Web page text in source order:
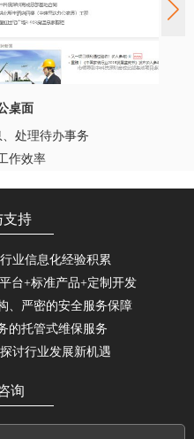
桌面
处理待办事务
作效率
支持
业信息化经验积累
台+标准产品+定制开发
、严密的安全服务保障
的托管式维保服务
讨行业发展新机遇
询